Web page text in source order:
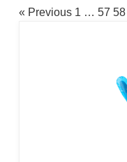
« Previous 1 … 57 58